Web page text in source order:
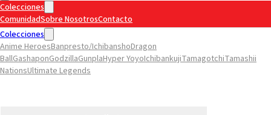
Colecciones
ComunidadSobre NosotrosContacto
Colecciones
Anime HeroesBanpresto/IchibanshoDragon
BallGashaponGodzillaGunplaHyper YoyoIchibankujiTamagotchiTamashii
NationsUltimate Legends